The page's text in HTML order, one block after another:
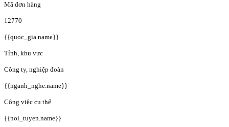
Mã đơn hàng
12770
{{quoc_gia.name}}
Tỉnh, khu vực
Công ty, nghiệp đoàn
{{nganh_nghe.name}}
Công việc cụ thể
{{noi_tuyen.name}}